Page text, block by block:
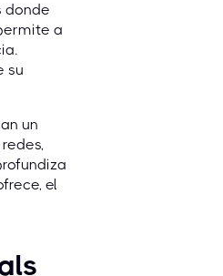
donde
a
su
un
el